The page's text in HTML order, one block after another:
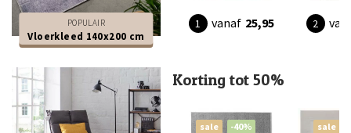
POPULAIR
Vloerkleed 140x200 cm
vanaf 25,95
Korting tot 50%
sale -40% sale